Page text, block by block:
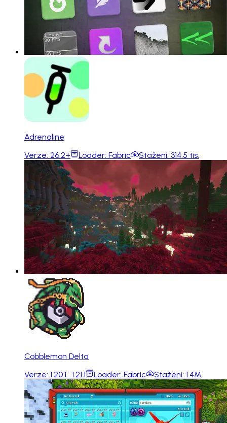
Adrenaline
Verze: 26.2+ Loader: Fabric Stažení: 314.5 tis.
Cobblemon Delta
Verze: 1.20.1 · 1.21.1 Loader: Fabric Stažení: 1.4M